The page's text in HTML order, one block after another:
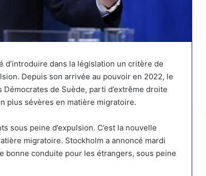
d’introduire dans la législation un critère de
Depuis son arrivée au pouvoir en 2022, le
de Suède, parti d’extrême droite
plus sévères en matière migratoire.
sous peine d’expulsion. C’est la nouvelle
migratoire. Stockholm a annoncé mardi
bonne conduite pour les étrangers, sous peine